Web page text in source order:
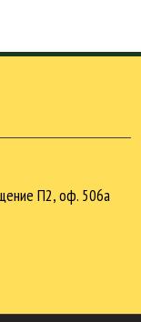
П2, оф. 506а